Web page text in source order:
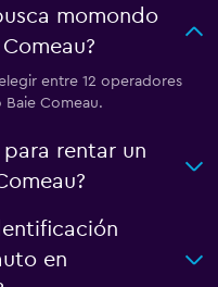
momondo
entre 12 operadores
Comeau.
rentar un
en